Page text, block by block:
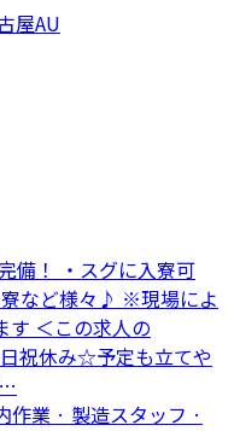
屋AU
備！ ・スグに入寮可
など様々♪ ※現場によ
す ＜この求人の
祝休み☆予定も立てや
業 · 製造スタッフ ·